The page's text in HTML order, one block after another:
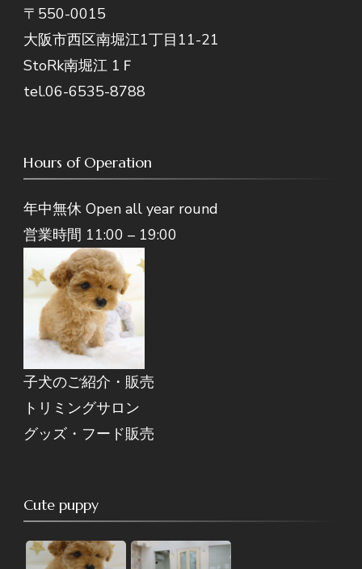
〒550-0015
大阪市西区南堀江1丁目11-21
StoRk南堀江 1Ｆ
tel.06-6535-8788
Hours of Operation
年中無休 Open all year round
営業時間 11:00 – 19:00
子犬のご紹介・販売
トリミングサロン
グッズ・フード販売
Cute puppy